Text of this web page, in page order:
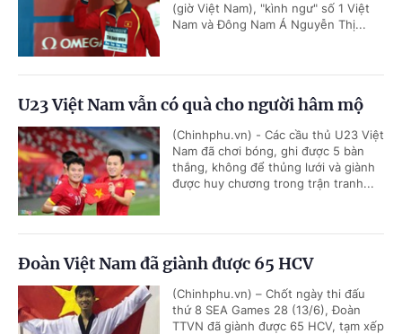
(giờ Việt Nam), "kình ngư" số 1 Việt
Nam và Đông Nam Á Nguyễn Thị...
U23 Việt Nam vẫn có quà cho người hâm mộ
(Chinhphu.vn) - Các cầu thủ U23 Việt
Nam đã chơi bóng, ghi được 5 bàn
thắng, không để thủng lưới và giành
được huy chương trong trận tranh...
Đoàn Việt Nam đã giành được 65 HCV
(Chinhphu.vn) – Chốt ngày thi đấu
thứ 8 SEA Games 28 (13/6), Đoàn
TTVN đã giành được 65 HCV, tạm xếp